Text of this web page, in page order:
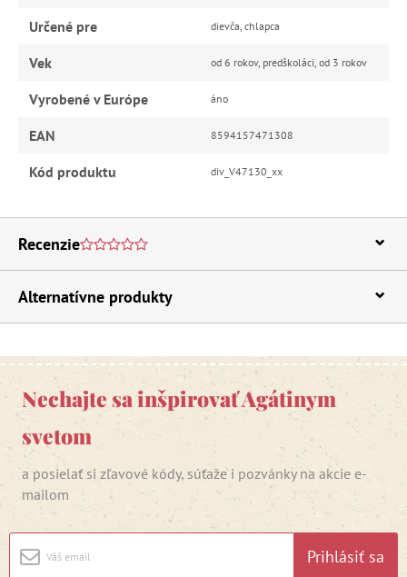
Určené pre dievča, chlapca
Vek od 6 rokov, predškoláci, od 3 rokov
Vyrobené v Európe áno
EAN 8594157471308
Kód produktu div_V47130_xx
Recenzie
Alternatívne produkty
Nechajte sa inšpirovať Agátinym
svetom
a posielať si zľavové kódy, súťaže i pozvánky na akcie e-
mailom
Prihlásiť sa